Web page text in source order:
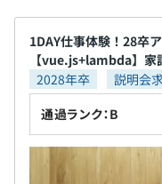
Redshift、Amazon
1DAY仕事体験！28卒
【vue.js+lambda】家
2028年卒
説明会
通過ランク：B